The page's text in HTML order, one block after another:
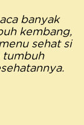
banyak
kembang,
sehat si
tumbuh